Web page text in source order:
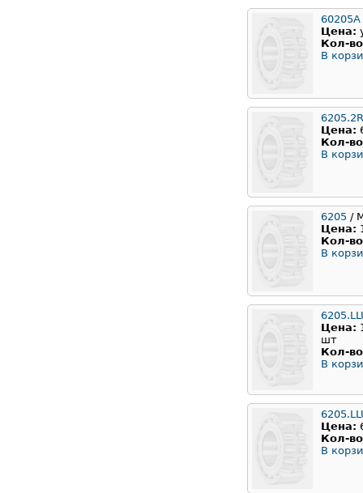
60205А
Цена:
Кол-
В
Цена:
Кол-
В
6205 /
Цена:
Кол-
В
Цена:
шт
Кол-
В
Цена:
Кол-
В